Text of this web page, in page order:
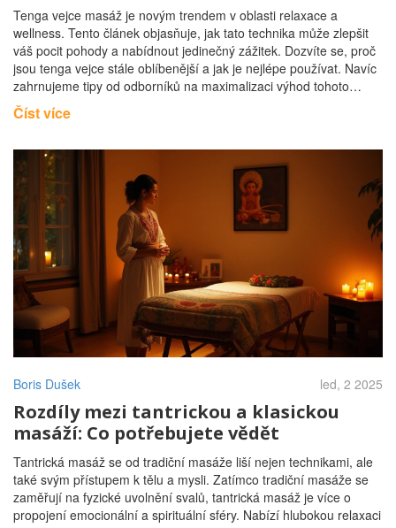
Tenga vejce masáž je novým trendem v oblasti relaxace a
wellness. Tento článek objasňuje, jak tato technika může zlepšit
váš pocit pohody a nabídnout jedinečný zážitek. Dozvíte se, proč
jsou tenga vejce stále oblíbenější a jak je nejlépe používat. Navíc
zahrnujeme tipy od odborníků na maximalizaci výhod tohoto
jedinečného masážního nástroje.
Číst více
Boris Dušek led, 2 2025
Rozdíly mezi tantrickou a klasickou
masáží: Co potřebujete vědět
Tantrická masáž se od tradiční masáže liší nejen technikami, ale
také svým přístupem k tělu a mysli. Zatímco tradiční masáže se
zaměřují na fyzické uvolnění svalů, tantrická masáž je více o
propojení emocionální a spirituální sféry. Nabízí hlubokou relaxaci